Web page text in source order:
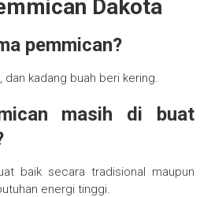
Dakota
pemmican?
dan kadang buah beri kering.
masih di buat
baik secara tradisional maupun
energi tinggi.